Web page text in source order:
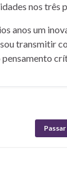
nos três
anos um
transmitir